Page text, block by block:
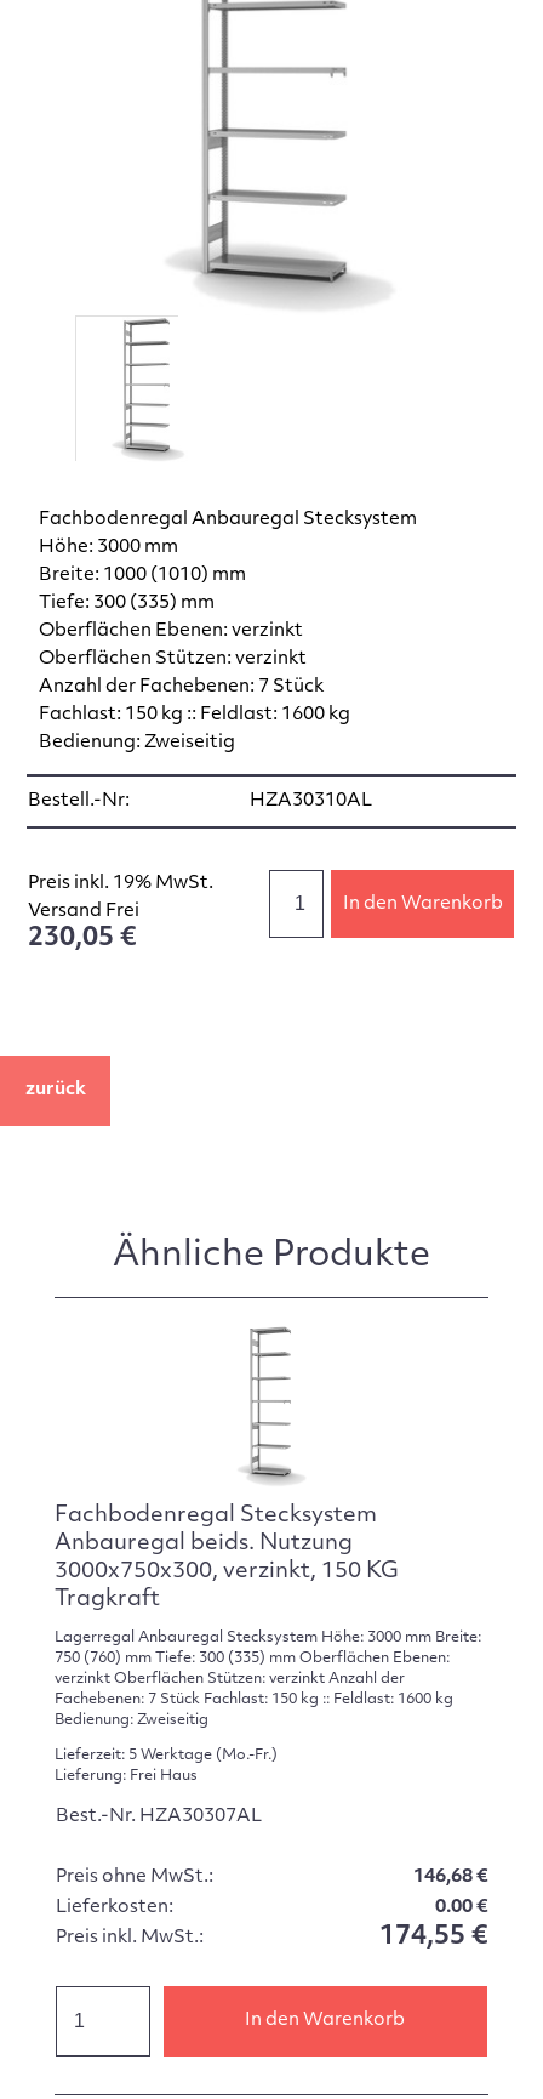
Fachbodenregal Anbauregal Stecksystem
Höhe: 3000 mm
Breite: 1000 (1010) mm
Tiefe: 300 (335) mm
Oberflächen Ebenen: verzinkt
Oberflächen Stützen: verzinkt
Anzahl der Fachebenen: 7 Stück
Fachlast: 150 kg :: Feldlast: 1600 kg
Bedienung: Zweiseitig
Bestell.-Nr: HZA30310AL
Preis inkl. 19% MwSt.
Versand Frei
230,05 €
In den Warenkorb
zurück
Ähnliche Produkte
Fachbodenregal Stecksystem
Anbauregal beids. Nutzung
3000x750x300, verzinkt, 150 KG
Tragkraft
Lagerregal Anbauregal Stecksystem Höhe: 3000 mm Breite:
750 (760) mm Tiefe: 300 (335) mm Oberflächen Ebenen:
verzinkt Oberflächen Stützen: verzinkt Anzahl der
Fachebenen: 7 Stück Fachlast: 150 kg :: Feldlast: 1600 kg
Bedienung: Zweiseitig
Lieferzeit: 5 Werktage (Mo.-Fr.)
Lieferung: Frei Haus
Best.-Nr. HZA30307AL
Preis ohne MwSt.:
146,68 €
Lieferkosten:
0.00 €
Preis inkl. MwSt.:
174,55 €
In den Warenkorb